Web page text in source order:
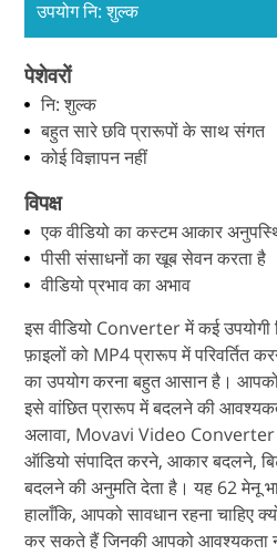
उपयोग नि: शुल्क
पेशेवरों
नि: शुल्क
बहुत सारे छवि प्रारूपों के साथ संगत
कोई विज्ञापन नहीं
विपक्ष
एक वीडियो का कस्टम आकार
पीसी संसाधनों का खूब सेवन करता है
वीडियो प्रभाव का अभाव
इस वीडियो Converter में कई उपयोगी
फ़ाइलों को MP4 प्रारूप में परिवर्तित
का उपयोग करना बहुत आसान है।
इसे वांछित प्रारूप में बदलने की
अलावा, Movavi Video
ऑडियो संपादित करने, आकार बदलने,
बदलने की अनुमति देता है। यह 62 मेनू
हालाँकि, आपको सावधान रहना चाहिए
कर सकते हैं जिनकी आपको आवश्यकता